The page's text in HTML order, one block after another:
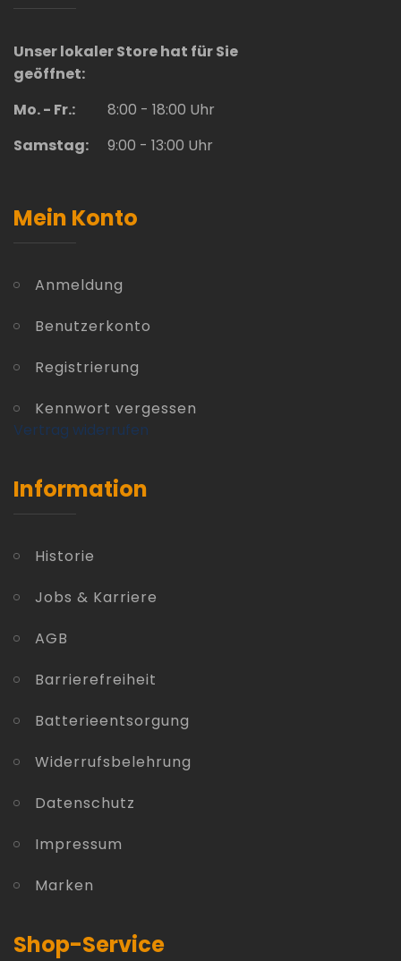
Unser lokaler Store hat für Sie
geöffnet:
Mo. - Fr.:
8:00 - 18:00 Uhr
Samstag:
9:00 - 13:00 Uhr
Mein Konto
Anmeldung
Benutzerkonto
Registrierung
Kennwort vergessen
Vertrag widerrufen
Information
Historie
Jobs & Karriere
AGB
Barrierefreiheit
Batterieentsorgung
Widerrufsbelehrung
Datenschutz
Impressum
Marken
Shop-Service